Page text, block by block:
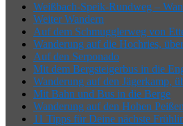
Weißbach-Speik-Rundweg –
Weiter Wandern
Auf dem Schmugglerweg von
Wanderung auf die Hochries,
Auf den Serponado
Mit dem Bergsteigerbus in die
Wanderung auf den Jägerkamp,
Mit Bahn und Bus in die Berge
Wanderung auf den Hohen
11 Tipps für Deine nächste